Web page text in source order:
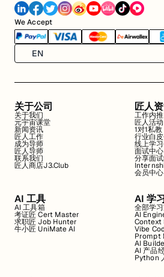
We Accept
EN
关于公司
关于我们
元宇宙课堂
新闻资讯
匠人工作
成为导师
匠人导师
联系我们
匠人商店J3.Club
匠人
工作内推
匠人活动
1对1私教
行业白
线上学
面试中心
分享面
会员中心
AI 工具
AI 工具箱
考证匠 Cert Master
求职匠 Job Hunter
牛小匠 UniMate AI
AI 学
全部学
AI
Context
Vibe
Prompt
AI
AI 产品
Python